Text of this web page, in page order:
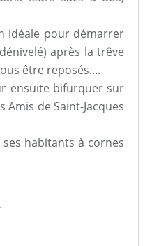
idéale pour démarrer
après la trêve
être reposés....
ensuite bifurquer sur
de Saint-Jacques
habitants à cornes